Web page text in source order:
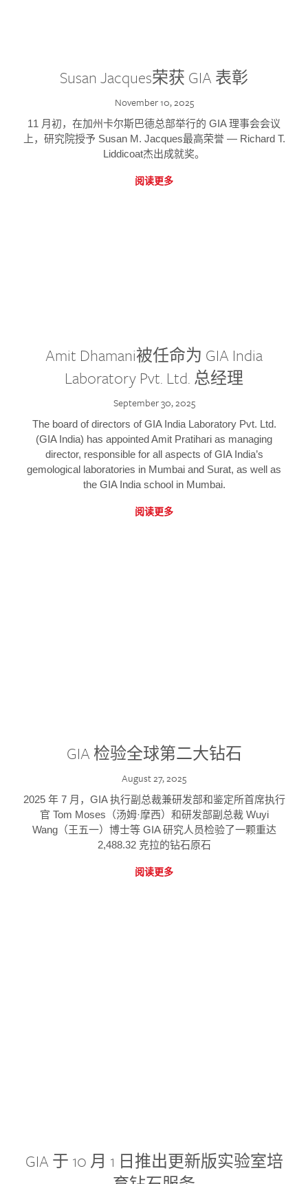
Susan Jacques荣获 GIA 表彰
November 10, 2025
11 月初，在加州卡尔斯巴德总部举行的 GIA 理事会会议
上，研究院授予 Susan M. Jacques最高荣誉 — Richard T.
Liddicoat杰出成就奖。
阅读更多
Amit Dhamani被任命为 GIA India
Laboratory Pvt. Ltd. 总经理
September 30, 2025
The board of directors of GIA India Laboratory Pvt. Ltd.
(GIA India) has appointed Amit Pratihari as managing
director, responsible for all aspects of GIA India’s
gemological laboratories in Mumbai and Surat, as well as
the GIA India school in Mumbai.
阅读更多
GIA 检验全球第二大钻石
August 27, 2025
2025 年 7 月，GIA 执行副总裁兼研发部和鉴定所首席执行
官 Tom Moses（汤姆·摩西）和研发部副总裁 Wuyi
Wang（王五一）博士等 GIA 研究人员检验了一颗重达
2,488.32 克拉的钻石原石
阅读更多
GIA 于 10 月 1 日推出更新版实验室培